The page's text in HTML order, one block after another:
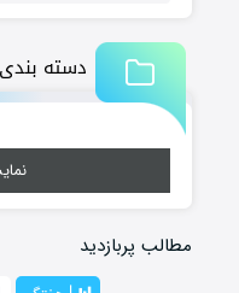
دسته بندی
مطالب پربازدید